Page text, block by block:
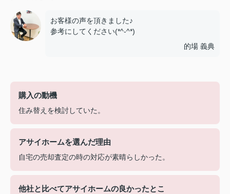
お客様の声を頂きました♪
参考にしてください(*^-^*)
的場 義典
購入の動機
住み替えを検討していた。
アサイホームを選んだ理由
自宅の売却査定の時の対応が素晴らしかった。
他社と比べてアサイホームの良かったとこ